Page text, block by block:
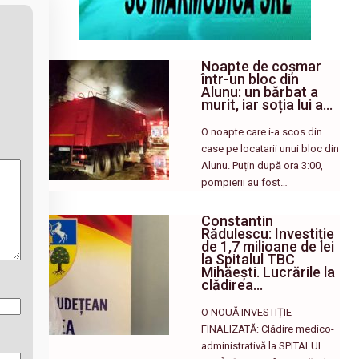
Noapte de coșmar
într-un bloc din
Alunu: un bărbat a
murit, iar soția lui a…
O noapte care i-a scos din
case pe locatarii unui bloc din
Alunu. Puțin după ora 3:00,
pompierii au fost…
Constantin
Rădulescu: Investiție
de 1,7 milioane de lei
la Spitalul TBC
Mihăești. Lucrările la
clădirea…
O NOUĂ INVESTIȚIE
FINALIZATĂ: Clădire medico-
administrativă la SPITALUL